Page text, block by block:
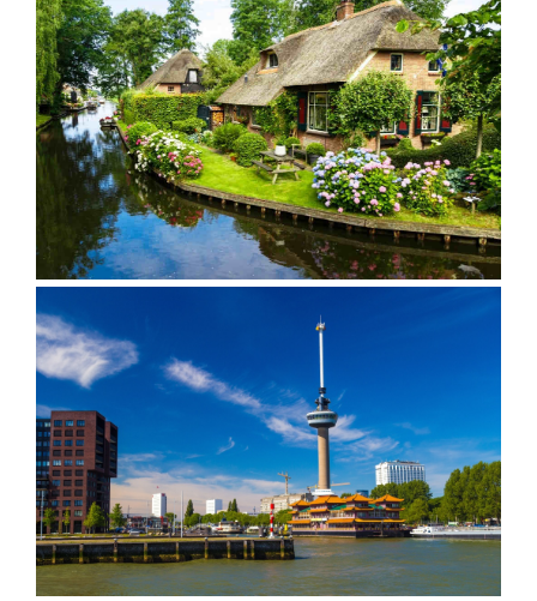
【來去
沖繩】
加酒、
自由行
四日 (
市區酒
店含早
餐 ) 2
人成行
【來去
沖繩】
自由行
四日 (
店含早
餐、2
人成行
) 【星
宇&虎
【沖繩
輕旅】
行四日
( 含小
費、接
送機及
1午1晚
餐+2天
行程 )
【嗨玩
超值沖
之上神
宮、美
國村、
瀨長島
半自由
行四天
（晚去
【四國
歐嗨
道後古
湯礦山
遊船纜
車採果
雙溫泉
七日
（升等
３晚五
花酒
店）
《不走
人蔘
+保肝
店》
【真航
空、台
中直
飛】
酒店１
晚+釜
山五花
酒店２
晚）
《不走
人蔘、
保肝》
【德威
桃園直
飛】
人蔘
+保
肝》
【德威
航空、
高雄飛
濟州】
人蔘保
肝》
（再升
等１晚
五花酒
店）
【星宇
航空、
台中直
１晚五
花酒
店）
《不走
人蔘、
保肝》
【星宇
航空、
桃園直
【遊遍
中國自
由行】
重慶張
家界～
城、張
家界景
區、袁
家界景
區、濯
水古
鎮、輕
軌體驗
八日
#台中
直飛成
都【遇
見中國
自由
溝、熊
貓基
彩黃
龍、寬
窄巷
子、船
遊樂山
#台中
直飛成
都【遊
遍中國
自由
都江堰
水利工
程、中
國古羌
城、牟
尼溝、
九寨
【遊遍
中國自
由行】
重慶南
川～天
廊、武
陵山大
裂谷、
輕軌穿
樓、重
慶枇杷
園半山
【遊遍
中國自
由行】
重慶武
隆、天
谷、三
排椅八
日（無
購物、
無自
費）
關）6
人成行
【越捷
航空、
台中直
飛】
遺產、
迦南島
竹桶
船、網
紅下午
茶五天
（全程
入住當
地四星
《無購
物》
桃園出
發】
綠山國
家公
園、東
芭樂
園）
【星宇
航空、
桃園出
發】
港秀
會、會
安燈籠
古鎮五
天（入
住巴拿
山法式
城堡酒
店+3晚
物》
【台灣
虎航、
桃園出
發】
村、運
河風車
城８日
家公
園、羚
羊峽
谷、環
球影城
（舊金
山進／
洛杉磯
出）
沙尼
亞）１
０天
地、大
峽谷國
家公
園、羚
羊峽谷
（洛杉
磯進／
舊金山
出）
快線、
世界遺
產旅行
１０日